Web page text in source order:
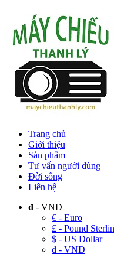
Trang chủ
Giới thiệu
Sản phẩm
Tư vấn người dùng
Đời sống
Liên hệ
đ - VND
€ - Euro
£ - Pound
$ - US Dollar
đ - VND